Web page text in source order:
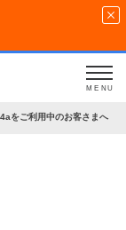
MENU
をご利用中のお客さまへ